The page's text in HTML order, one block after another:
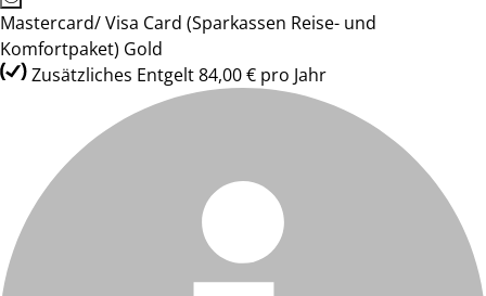
Mastercard/ Visa Card (Sparkassen Reise- und
Komfortpaket) Gold
Zusätzliches Entgelt 84,00 € pro Jahr